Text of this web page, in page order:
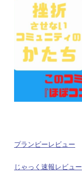
プランビーレビュー
じゃっく速報レビュー